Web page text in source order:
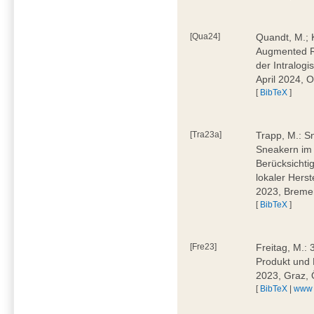
[Qua24]
Quandt, M.;
Augmented
der
April 2024,
[ BibTeX ]
[Tra23a]
Trapp, M.:
Sneakern
lokaler
2023,
[ BibTeX ]
[Fre23]
Freitag, M.:
Produkt und
2023, Graz,
[ BibTeX |www